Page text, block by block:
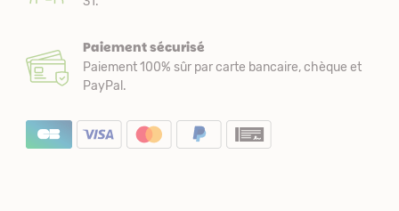
Paiement sécurisé
Paiement 100% sûr par carte bancaire, chèque et
PayPal.